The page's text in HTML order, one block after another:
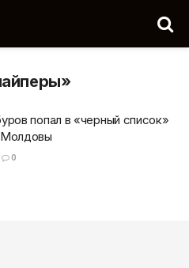
попал в «черный список»
Молдовы
0